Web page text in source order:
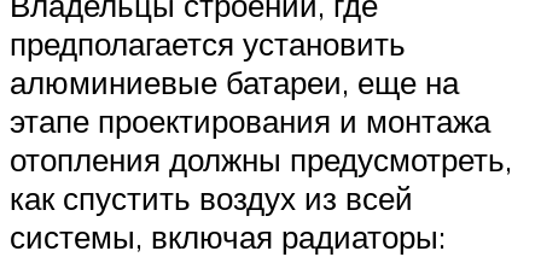
предполагается установить
алюминиевые батареи, еще на
этапе проектирования и монтажа
отопления должны предусмотреть,
как спустить воздух из всей
системы, включая радиаторы: